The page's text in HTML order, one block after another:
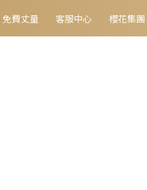
免費丈量 客服中心 櫻花集團